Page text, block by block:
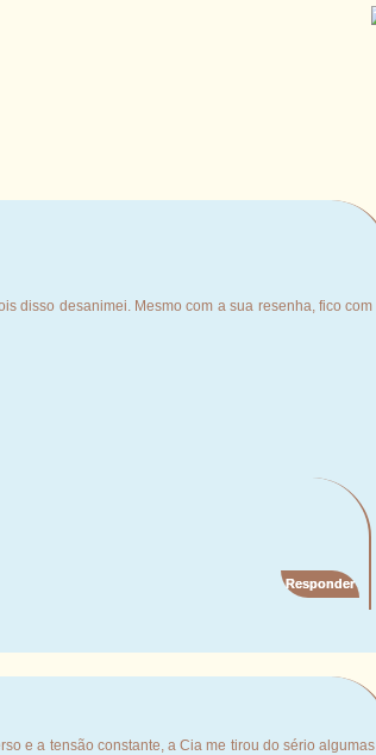
disso desanimei. Mesmo com a sua resenha, fico com
Responder
e a tensão constante, a Cia me tirou do sério algumas